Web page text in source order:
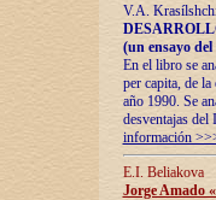
V.A.
(un ensayo
En el libro se
per capita, de
año 1990. Se
desventajas
información
E.I. Beliakova
Jorge Amado